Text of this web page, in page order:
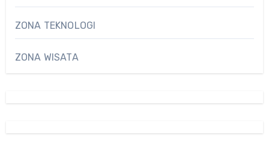
ZONA TEKNOLOGI
ZONA WISATA